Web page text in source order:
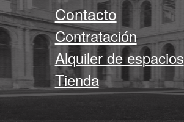
Contacto
Contratación
Alquiler de espacios
Tienda